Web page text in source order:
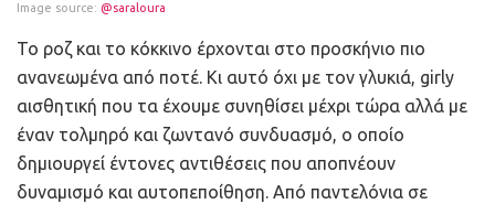
Image source: @saraloura
Το ροζ και το κόκκινο έρχονται στο προσκήνιο πιο
ανανεωμένα από ποτέ. Κι αυτό όχι με τον γλυκιά, girly
αισθητική που τα έχουμε συνηθίσει μέχρι τώρα αλλά με
έναν τολμηρό και ζωντανό συνδυασμό, ο οποίο
δημιουργεί έντονες αντιθέσεις που αποπνέουν
δυναμισμό και αυτοπεποίθηση. Από παντελόνια σε